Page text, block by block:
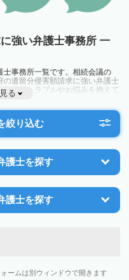
強い弁護士事務所 一
事務所一覧です。相続会議の
の遺留分侵害額請求に強い弁護士
続のトラブルやお悩みを抱えて
ましょう。
る
絞り込む
護士を探す
護士を探す
ームは別ウィンドウで開きます